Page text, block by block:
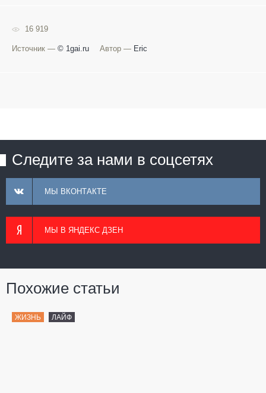
16 919
Источник — © 1gai.ru Автор — Eric
Следите за нами в соцсетях
МЫ ВКОНТАКТЕ
МЫ В ЯНДЕКС ДЗЕН
Похожие статьи
ЖИЗНЬ ЛАЙФ